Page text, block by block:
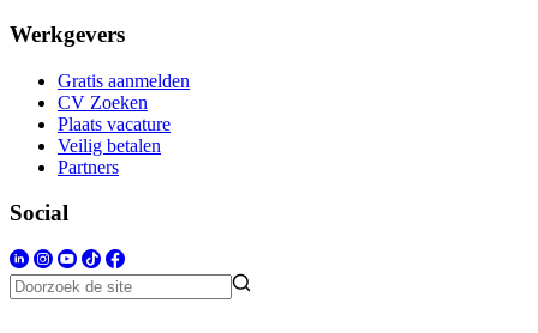
Werkgevers
Gratis aanmelden
CV Zoeken
Plaats vacature
Veilig betalen
Partners
Social